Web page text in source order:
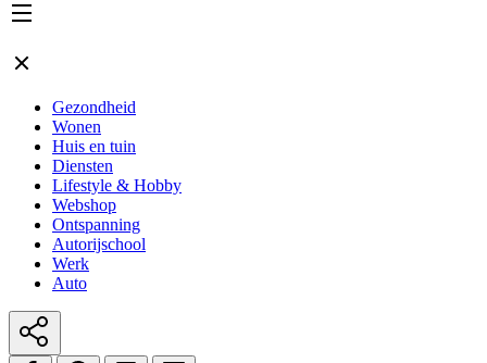
Gezondheid
Wonen
Huis en tuin
Diensten
Lifestyle & Hobby
Webshop
Ontspanning
Autorijschool
Werk
Auto